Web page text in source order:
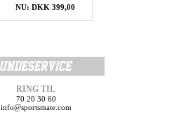
NU: DKK 399,00
RING TIL
70 20 30 60
info@sportsmate.com